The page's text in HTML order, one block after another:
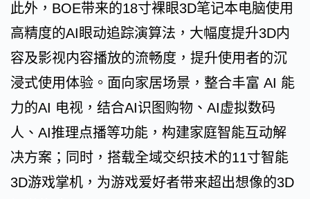
此外，BOE带来的18寸裸眼3D笔记本电脑使用
高精度的AI眼动追踪演算法，大幅度提升3D内
容及影视内容播放的流畅度，提升使用者的沉
浸式使用体验。面向家居场景，整合丰富 AI 能
力的AI 电视，结合AI识图购物、AI虚拟数码
人、AI推理点播等功能，构建家庭智能互动解
决方案；同时，搭载全域交织技术的11寸智能
3D游戏掌机，为游戏爱好者带来超出想像的3D